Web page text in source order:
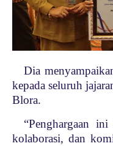
Dia
kepada seluruh
Blora.
“Penghargaan
kolaborasi, dan